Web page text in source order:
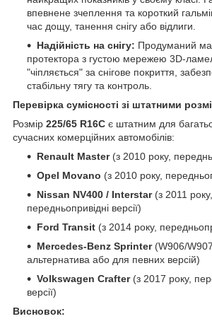
впевнене зчеплення та короткий
час дощу, танення снігу або відлиги.
Надійність на снігу: Продуманий
протектора з густою мережею 3D-
"чіпляється" за снігове покриття,
стабільну тягу та контроль.
Перевірка сумісності зі штатними
Розмір 225/65 R16C є штатним для
сучасних комерційних автомобілів:
Renault Master(з 2010 року,
Opel Movano (з 2010 року,
Nissan NV400 / Interstar(з 2011 року,
передньопривідні версії)
Ford Transit (з 2014 року,
Mercedes-Benz Sprinter(W906/
альтернатива або для певних версій)
Volkswagen Crafter(з 2017 року,
версії)
Висновок: